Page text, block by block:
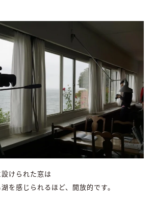
けられた窓は
を感じられるほど、開放的です。